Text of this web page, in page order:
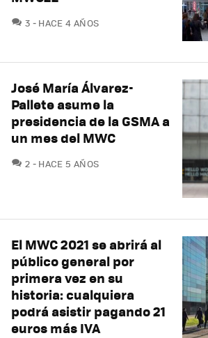
3 COMENTARIOS
HACE 4 AÑOS
José María Álvarez-
Pallete asume la
presidencia de la GSMA a
un mes del MWC
2 COMENTARIOS
HACE 5 AÑOS
El MWC 2021 se abrirá al
público general por
primera vez en su
historia: cualquiera
podrá asistir pagando 21
euros más IVA